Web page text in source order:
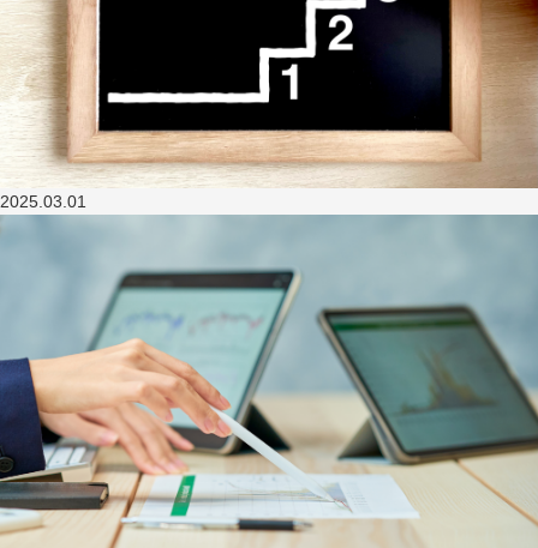
2025.03.01